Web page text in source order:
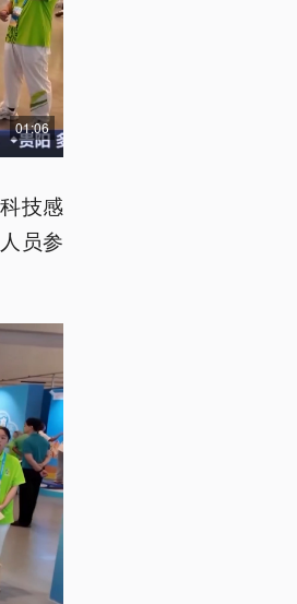
01:06
技感
员参